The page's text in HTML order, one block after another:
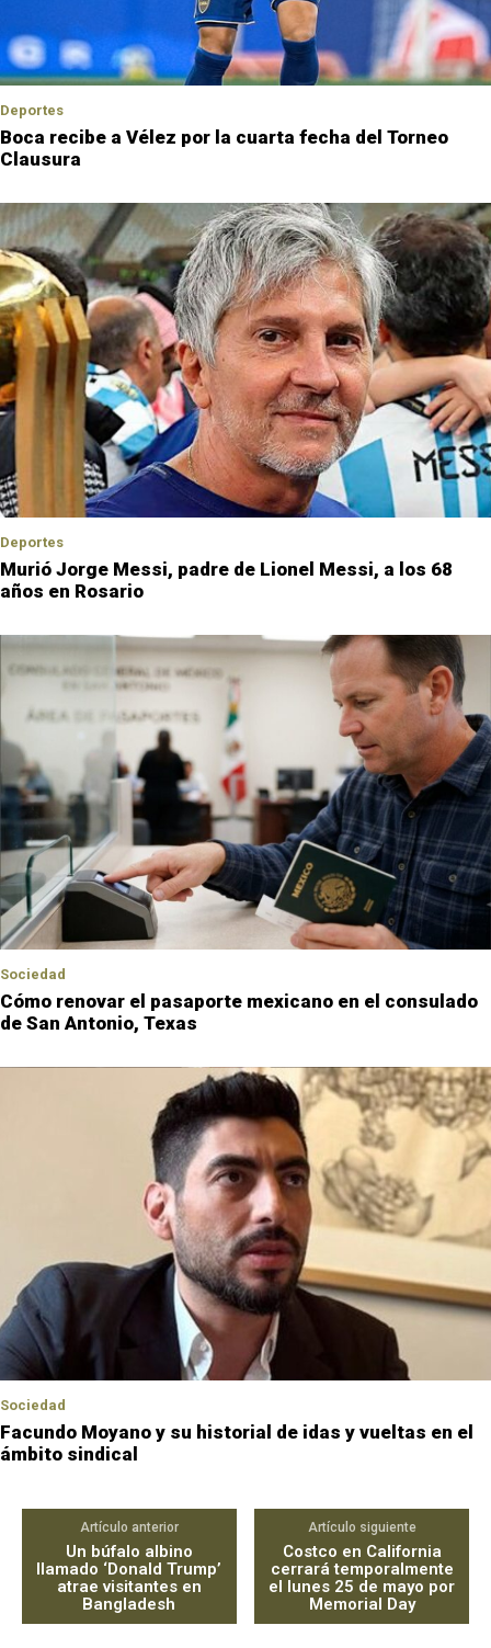
Deportes
Boca recibe a Vélez por la cuarta fecha del Torneo
Clausura
Deportes
Murió Jorge Messi, padre de Lionel Messi, a los 68
años en Rosario
Sociedad
Cómo renovar el pasaporte mexicano en el consulado
de San Antonio, Texas
Sociedad
Facundo Moyano y su historial de idas y vueltas en el
ámbito sindical
Artículo anterior
Un búfalo albino
llamado ‘Donald Trump’
atrae visitantes en
Bangladesh
Artículo siguiente
Costco en California
cerrará temporalmente
el lunes 25 de mayo por
Memorial Day